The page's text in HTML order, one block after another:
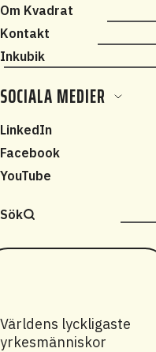
Om Kvadrat
Kontakt
Inkubik
SOCIALA MEDIER
LinkedIn
Facebook
YouTube
Sök
Världens lyckligaste
yrkesmänniskor